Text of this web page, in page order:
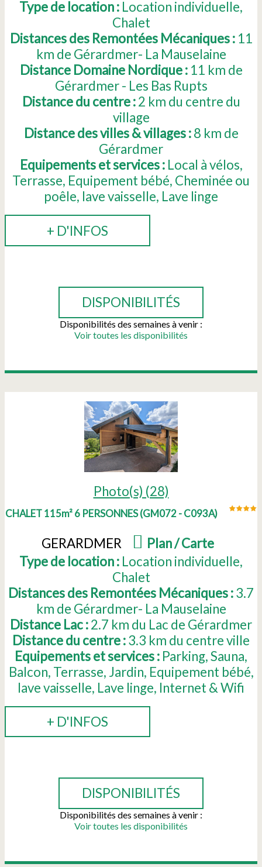
Type de location : Location individuelle
Chalet
Distances des Remontées Mécaniques : 11
km de Gérardmer- La Mauselaine
Distance Domaine Nordique : 11 km de
Gérardmer - Les Bas Rupts
Distance du centre : 2 km du centre du
village
Distance des villes & villages : 8 km de
Gérardmer
Equipements et services : Local à vélos
Terrasse Equipement bébé Cheminée ou
poêle lave vaisselle Lave linge
+ D'INFOS
DISPONIBILITÉS
Disponibilités des semaines à venir :
Voir toutes les disponibilités
Photo(s) (28)
CHALET 115m² 6 PERSONNES(GM072 - C093A)
GERARDMER Plan / Carte)
Type de location : Location individuelle
Chalet
Distances des Remontées Mécaniques :3.7
km de Gérardmer- La Mauselaine
Distance Lac :2.7 km du Lac de Gérardmer
Distance du centre :3.3 km du centre ville
Equipements et services : Parking Sauna
Balcon Terrasse Jardin Equipement bébé
lave vaisselle Lave linge Internet & Wifi
+ D'INFOS
DISPONIBILITÉS
Disponibilités des semaines à venir :
Voir toutes les disponibilités